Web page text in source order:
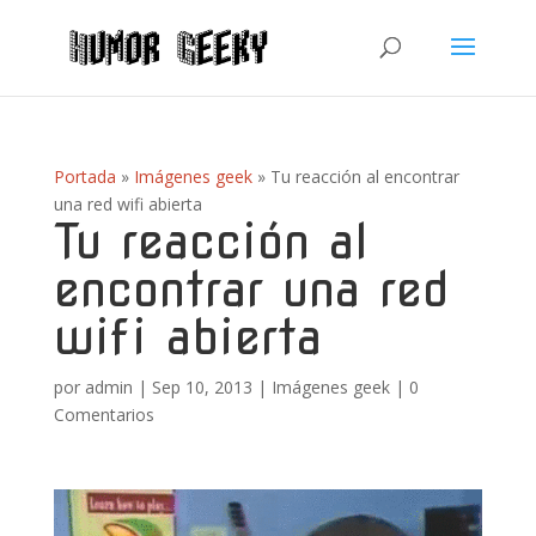
Portada » Imágenes geek» Tu reacción al encontrar
una red wifi abierta
Tu reacción al
encontrar una red
wifi abierta
por admin | Sep 10, 2013 | Imágenes geek| 0
Comentarios